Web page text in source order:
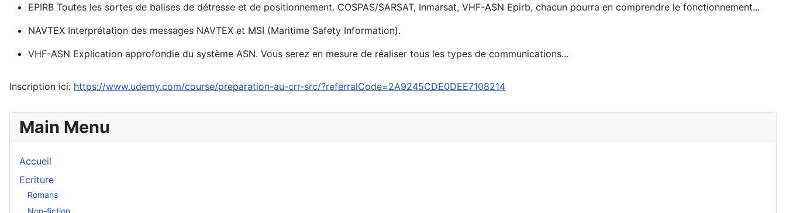
EPIRB Toutes les sortes de balises de détresse et de positionnement. COSPAS/SARSAT, Inmarsat, VHF-ASN Epirb, chacun pourra en comprendre le fonctionnement...
NAVTEX Interprétation des messages NAVTEX et MSI (Maritime Safety Information).
VHF-ASN Explication approfondie du système ASN. Vous serez en mesure de réaliser tous les types de communications...
Inscription ici: https://www.udemy.com/course/preparation-au-crr-src/?referralCode=2A9245CDE0DEE7108214
Main Menu
Accueil
Ecriture
Romans
Non-fiction